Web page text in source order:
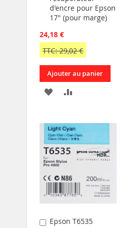
d'encre pour Epson
17" (pour marge)
24,18 €
TTC: 29,02 €
Ajouter au panier
AJOUTER
MA
LISTE
D’ENVIE
COMPARATEUR
Epson T6535
Ajouter